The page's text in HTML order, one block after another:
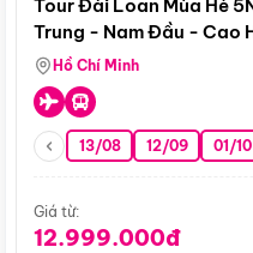
Tour Đài Loan Mùa Hè
Trung - Nam Đầu - Cao
Hồ Chí Minh
13/08 12/09 01/10
Giá từ:
12.999.000đ